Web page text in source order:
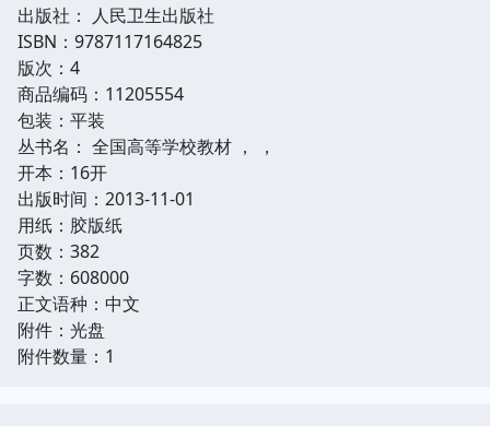
出版社： 人民卫生出版社
ISBN：9787117164825
版次：4
商品编码：11205554
包装：平装
丛书名： 全国高等学校教材 ， ，
开本：16开
出版时间：2013-11-01
用纸：胶版纸
页数：382
字数：608000
正文语种：中文
附件：光盘
附件数量：1